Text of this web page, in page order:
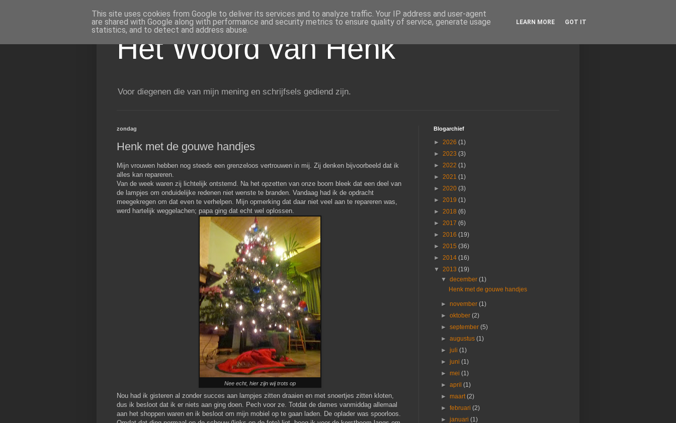
Het Woord van Henk
Voor diegenen die van mijn mening en schrijfsels gediend zijn.
zondag
Henk met de gouwe handjes
Mijn vrouwen hebben nog steeds een grenzeloos vertrouwen in mij. Zij denken bijvoorbeeld dat ik
alles kan repareren.
Van de week waren zij lichtelijk ontstemd. Na het opzetten van onze boom bleek dat een deel van
de lampjes om onduidelijke redenen niet wenste te branden. Vandaag had ik de opdracht
meegekregen om dat even te verhelpen. Mijn opmerking dat daar niet veel aan te repareren was,
werd hartelijk weggelachen; papa ging dat echt wel oplossen.
Nee echt, hier zijn wij trots op
Nou had ik gisteren al zonder succes aan lampjes zitten draaien en met snoertjes zitten kloten,
dus ik besloot dat ik er niets aan ging doen. Pech voor ze. Totdat de dames vanmiddag allemaal
aan het shoppen waren en ik besloot om mijn mobiel op te gaan laden. De oplader was spoorloos.
Blogarchief
► 2026 (1)
► 2023 (3)
► 2022 (1)
► 2021 (1)
► 2020 (3)
► 2019 (1)
► 2018 (6)
► 2017 (6)
► 2016 (19)
► 2015 (36)
► 2014 (16)
▼ 2013 (19)
▼december(1)
Henk met de gouwe handjes
►november(1)
►oktober(2)
►september(5)
►augustus(1)
►juli(1)
►juni(1)
►mei(1)
►april(1)
►maart(2)
►februari(2)
►januari(1)
This site uses cookies from Google to deliver its services and to analyze traffic. Your IP address and user-agent
are shared with Google along with performance and security metrics to ensure quality of service, generate usage
statistics, and to detect and address abuse.
LEARN MORE GOT IT